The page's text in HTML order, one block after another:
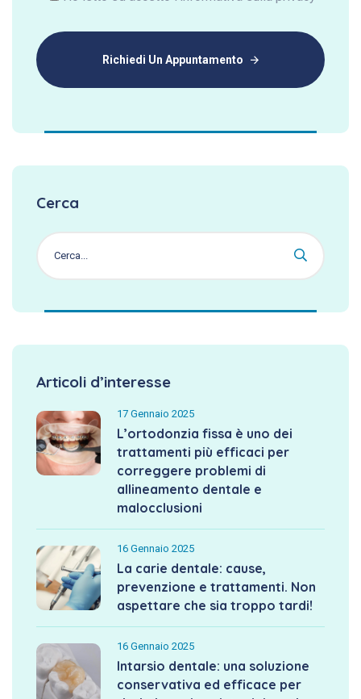
Richiedi Un Appuntamento
Cerca
Articoli d’interesse
17 Gennaio 2025
L’ortodonzia fissa è uno dei
trattamenti più efficaci per
correggere problemi di
allineamento dentale e
malocclusioni
16 Gennaio 2025
La carie dentale: cause,
prevenzione e trattamenti. Non
aspettare che sia troppo tardi!
16 Gennaio 2025
Intarsio dentale: una soluzione
conservativa ed efficace per